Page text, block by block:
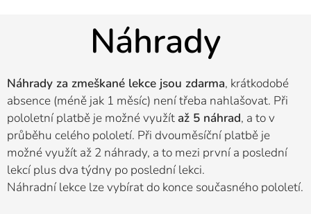
Náhrady
Náhrady za zmeškané lekce jsou zdarma, krátkodobé
absence (méně jak 1 měsíc) není třeba nahlašovat. Při
pololetní platbě je možné využítaž 5 náhrad, a to v
průběhu celého pololetí. Při dvouměsíční platbě je
možné využít až 2 náhrady, a to mezi první a poslední
lekcí plus dva týdny po poslední lekci.
Náhradní lekce lze vybírat do konce současného pololetí.